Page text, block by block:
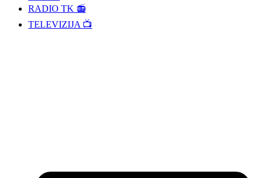
RADIO TK 📻
TELEVIZIJA 📺